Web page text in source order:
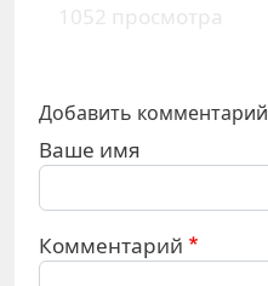
1052 просмотра
Добавить комментарий
Ваше имя
Комментарий